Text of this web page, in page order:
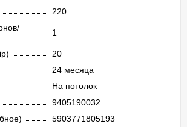
220
1
20
24 месяца
На потолок
9405190032
5903771805193